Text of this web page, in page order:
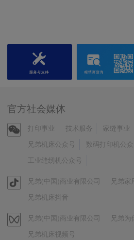
官方社会媒体
官
方
信
打印事业 技术服务 家缝事业
兄弟机床公众号 数码打印机公
工业缝纫机公众号
官
方
音
兄弟(中国)商业有限公司 兄弟家
兄弟机床抖音
视
频
兄弟(中国)商业有限公司 兄弟为
兄弟机床视频号